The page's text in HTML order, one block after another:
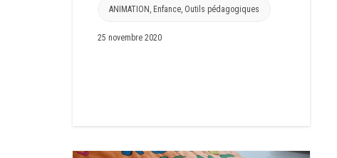
ANIMATION , Enfance, Outils pédagogiques
25 novembre 2020